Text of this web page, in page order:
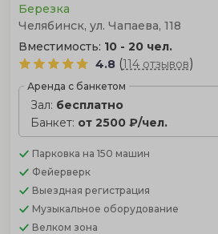
Березка
Челябинск, ул. Чапаева, 118
Вместимость: 10 - 20 чел.
4.8 (114 отзывов)
Аренда с банкетом
Зал: бесплатно
Банкет: от 2500 ₽/чел.
Парковка на 150 машин
Фейерверк
Выездная регистрация
Музыкальное оборудование
Велком зона